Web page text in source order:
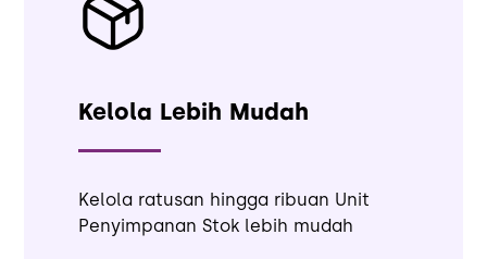
Kelola Lebih Mudah
Kelola ratusan hingga ribuan Unit
Penyimpanan Stok lebih mudah